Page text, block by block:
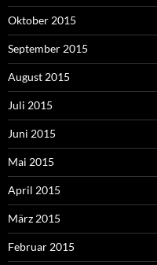
Oktober 2015
September 2015
August 2015
Juli 2015
Juni 2015
Mai 2015
April 2015
März 2015
Februar 2015